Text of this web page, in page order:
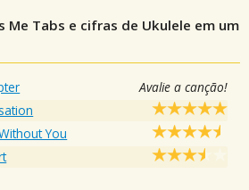
Me Tabs e cifras de Ukulele em um
Avalie a canção!
You